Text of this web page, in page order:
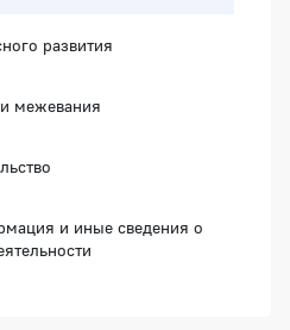
развития
межевания
и иные сведения о